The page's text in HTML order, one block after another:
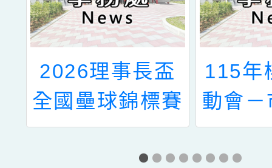
2026理事長盃
全國壘球錦標賽
115年
動會
艇水
全民